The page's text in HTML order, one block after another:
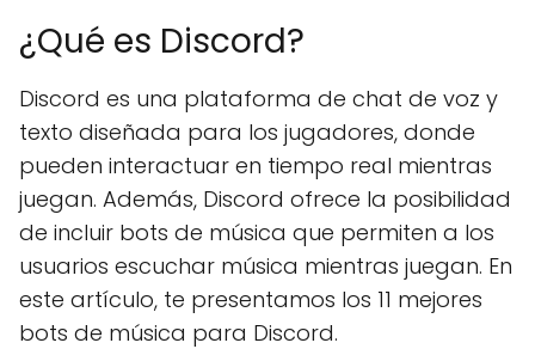
¿Qué es Discord?
Discord es una plataforma de chat de voz y
texto diseñada para los jugadores, donde
pueden interactuar en tiempo real mientras
juegan. Además, Discord ofrece la posibilidad
de incluir bots de música que permiten a los
usuarios escuchar música mientras juegan. En
este artículo, te presentamos los 11 mejores
bots de música para Discord.